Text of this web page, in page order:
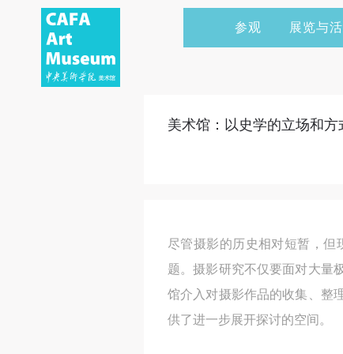
参观 展览与
举办活动
美术馆：以史学的立场和方
尽管摄影的历史相对短暂，但
题。摄影研究不仅要面对大量
馆介入对摄影作品的收集、整
供了进一步展开探讨的空间。